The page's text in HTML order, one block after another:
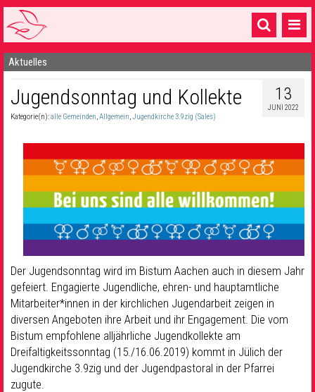
Startseite
1 Pfarrei
16 Gemeinden & mehr
Sakramente & Feste
Gemeinschaft & Soziales
Musik& Kultur
Seelsorge & Kontakt
Aktuelles
13
JUNI 2022
Jugendsonntag und Kollekte
Kategorie(n):alle Gemeinden,Allgemein,Jugendkirche 3.9zig (Sales)
Der Jugendsonntag wird im Bistum Aachen auch in diesem Jahr
gefeiert. Engagierte Jugendliche, ehren- und hauptamtliche
Mitarbeiter*innen in der kirchlichen Jugendarbeit zeigen in
diversen Angeboten ihre Arbeit und ihr Engagement. Die vom
Bistum empfohlene alljährliche Jugendkollekte am
Dreifaltigkeitssonntag (15./16.06.2019) kommt in Jülich der
Jugendkirche 3.9zig und der Jugendpastoral in der Pfarrei
zugute.